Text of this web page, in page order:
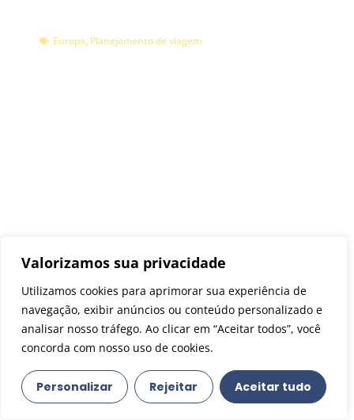
Valorizamos sua privacidade
Utilizamos cookies para aprimorar sua experiência de
navegação, exibir anúncios ou conteúdo personalizado e
analisar nosso tráfego. Ao clicar em “Aceitar todos”, você
concorda com nosso uso de cookies.
Personalizar Rejeitar Aceitar tudo
Europa, Planejamento de viagem
Holanda,Passeios
Zaanse Schans bate e volta
saindo de Amsterdam: guia
completo (como ir, preços e o
que fazer)